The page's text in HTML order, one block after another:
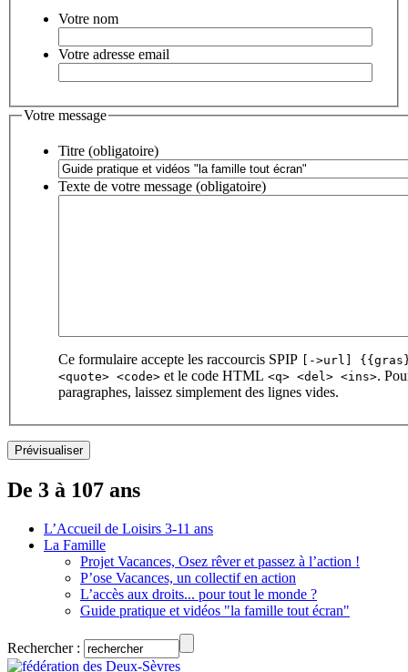
Votre nom
Votre adresse email
Votre message
Titre (obligatoire)
Texte de votre message (obligatoire)
Ce formulaire accepte les raccourcis SPIP
[->url]
<quote> <code> et le code HTML <q> <del> <ins>.
paragraphes, laissez simplement des lignes vides.
De 3 à 107 ans
L’Accueil de Loisirs 3-11 ans
La Famille
Projet Vacances, Osez rêver et passez à l’action !
P’ose Vacances, un collectif en action
L’accès aux droits... pour tout le monde ?
Guide pratique et vidéos "la famille tout écran"
Rechercher :